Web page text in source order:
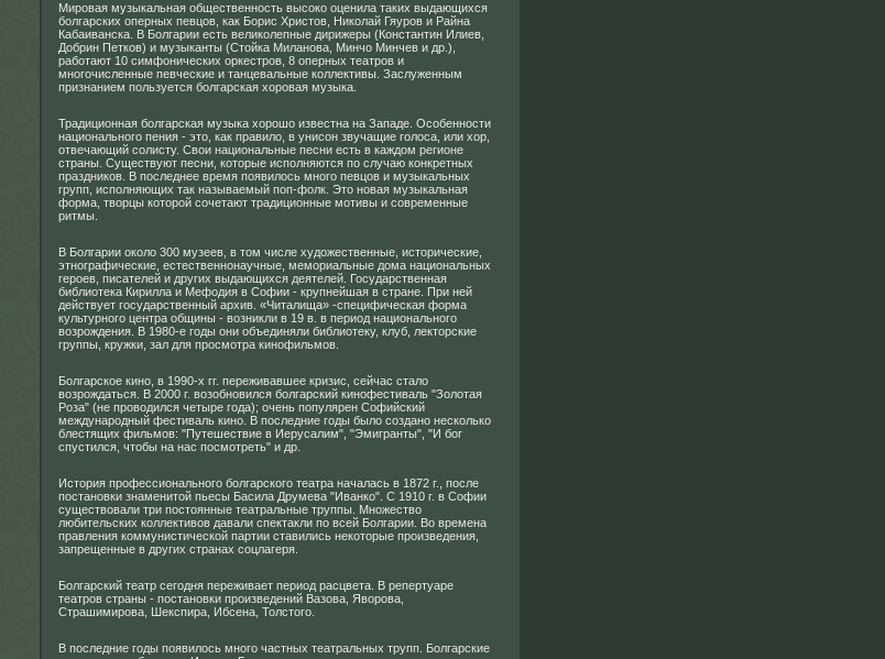
Мировая музыкальная общественность высоко оценила таких выдающихся
болгарских оперных певцов, как Борис Христов, Николай Гяуров и Райна
Кабаиванска. В Болгарии есть великолепные дирижеры (Константин Илиев,
Добрин Петков) и музыканты (Стойка Миланова, Минчо Минчев и др.),
работают 10 симфонических оркестров, 8 оперных театров и
многочисленные певческие и танцевальные коллективы. Заслуженным
признанием пользуется болгарская хоровая музыка.
Традиционная болгарская музыка хорошо известна на Западе. Особенности
национального пения - это, как правило, в унисон звучащие голоса, или хор,
отвечающий солисту. Свои национальные песни есть в каждом регионе
страны. Существуют песни, которые исполняются по случаю конкретных
праздников. В последнее время появилось много певцов и музыкальных
групп, исполняющих так называемый поп-фолк. Это новая музыкальная
форма, творцы которой сочетают традиционные мотивы и современные
ритмы.
В Болгарии около 300 музеев, в том числе художественные, исторические,
этнографические, естественнонаучные, мемориальные дома национальных
героев, писателей и других выдающихся деятелей. Государственная
библиотека Кирилла и Мефодия в Софии - крупнейшая в стране. При ней
действует государственный архив. «Читалища» -специфическая форма
культурного центра общины - возникли в 19 в. в период национального
возрождения. В 1980-е годы они объединяли библиотеку, клуб, лекторские
группы, кружки, зал для просмотра кинофильмов.
Болгарское кино, в 1990-х гг. переживавшее кризис, сейчас стало
возрождаться. В 2000 г. возобновился болгарский кинофестиваль "Золотая
Роза" (не проводился четыре года); очень популярен Софийский
международный фестиваль кино. В последние годы было создано несколько
блестящих фильмов: "Путешествие в Иерусалим", "Эмигранты", "И бог
спустился, чтобы на нас посмотреть" и др.
История профессионального болгарского театра началась в 1872 г., после
постановки знаменитой пьесы Басила Друмева "Иванко". С 1910 г. в Софии
существовали три постоянные театральные труппы. Множество
любительских коллективов давали спектакли по всей Болгарии. Во времена
правления коммунистической партии ставились некоторые произведения,
запрещенные в других странах соцлагеря.
Болгарский театр сегодня переживает период расцвета. В репертуаре
театров страны - постановки произведений Вазова, Яворова,
Страшимирова, Шекспира, Ибсена, Толстого.
В последние годы появилось много частных театральных трупп. Болгарские